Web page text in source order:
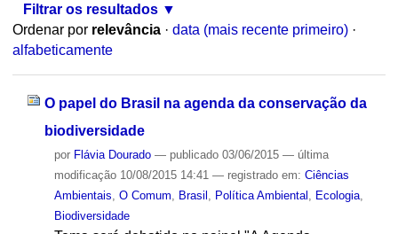
Filtrar os resultados
Ordenar por relevância · data (mais recente primeiro) ·
alfabeticamente
O papel do Brasil na agenda da conservação da
biodiversidade
por Flávia Dourado — publicado03/06/2015 — última
modificação10/08/2015 14:41 — registrado em: Ciências
Ambientais O Comum Brasil Política Ambiental Ecologia,
Biodiversidade